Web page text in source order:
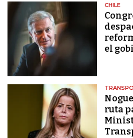
CHILE
el
ruta